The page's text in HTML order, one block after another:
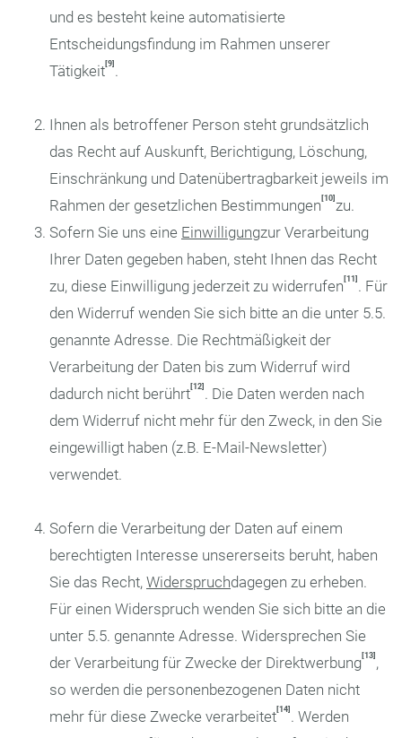
und es besteht keine automatisierte
Entscheidungsfindung im Rahmen unserer
Tätigkeit[9].
Ihnen als betroffener Person steht grundsätzlich
das Recht auf Auskunft, Berichtigung, Löschung,
Einschränkung und Datenübertragbarkeit jeweils im
Rahmen der gesetzlichen Bestimmungen[10]zu.
Sofern Sie uns eine Einwilligungzur Verarbeitung
Ihrer Daten gegeben haben, steht Ihnen das Recht
zu, diese Einwilligung jederzeit zu widerrufen[11]. Für
den Widerruf wenden Sie sich bitte an die unter 5.5.
genannte Adresse. Die Rechtmäßigkeit der
Verarbeitung der Daten bis zum Widerruf wird
dadurch nicht berührt[12]. Die Daten werden nach
dem Widerruf nicht mehr für den Zweck, in den Sie
eingewilligt haben (z.B. E-Mail-Newsletter)
verwendet.
Sofern die Verarbeitung der Daten auf einem
berechtigten Interesse unsererseits beruht, haben
Sie das Recht, Widerspruchdagegen zu erheben.
Für einen Widerspruch wenden Sie sich bitte an die
unter 5.5. genannte Adresse. Widersprechen Sie
der Verarbeitung für Zwecke der Direktwerbung[13],
so werden die personenbezogenen Daten nicht
mehr für diese Zwecke verarbeitet[14]. Werden